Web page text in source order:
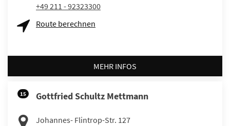
+49 211 - 92323300
Route berechnen
MEHR INFOS
15 Gottfried Schultz Mettmann
Johannes- Flintrop-Str. 127